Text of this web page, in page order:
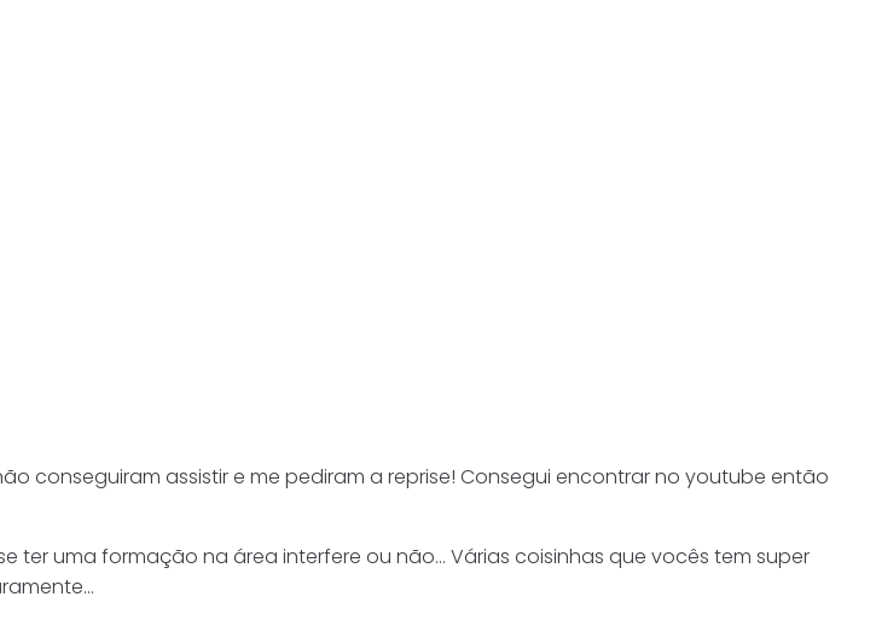
conseguiram assistir e me pediram a reprise! Consegui encontrar no youtube então
ter uma formação na área interfere ou não… Várias coisinhas que vocês tem super